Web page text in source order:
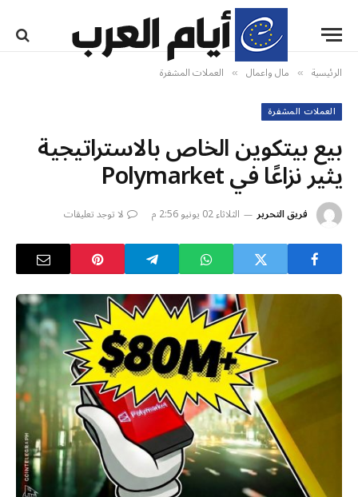
الرئيسية » مال واعمال » العملات المشفرة
العملات المشفرة
بيع بيتكوين الخاص بالاستراتيجية
يثير نزاعًا في Polymarket
فريق التحرير الثلاثاء 02 يونيو 2:56 م لا توجد تعليقات